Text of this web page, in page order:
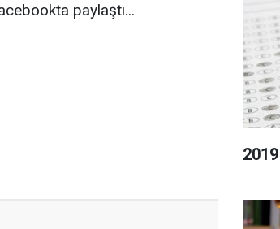
paylaştı...